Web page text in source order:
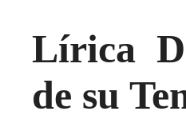
Lírica
de su